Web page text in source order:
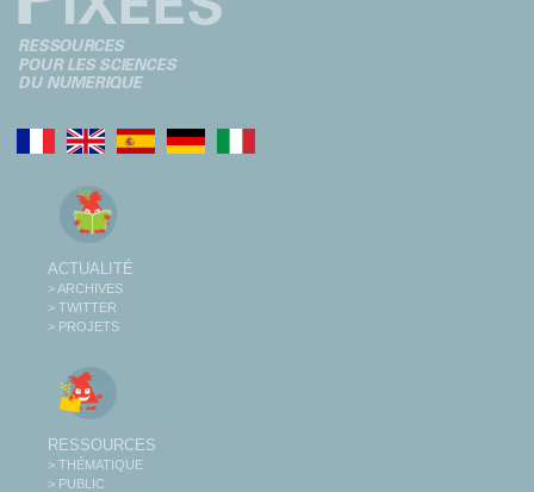
ACTUALITÉ
> ARCHIVES
> TWITTER
> PROJETS
RESSOURCES
> THÉMATIQUE
> PUBLIC